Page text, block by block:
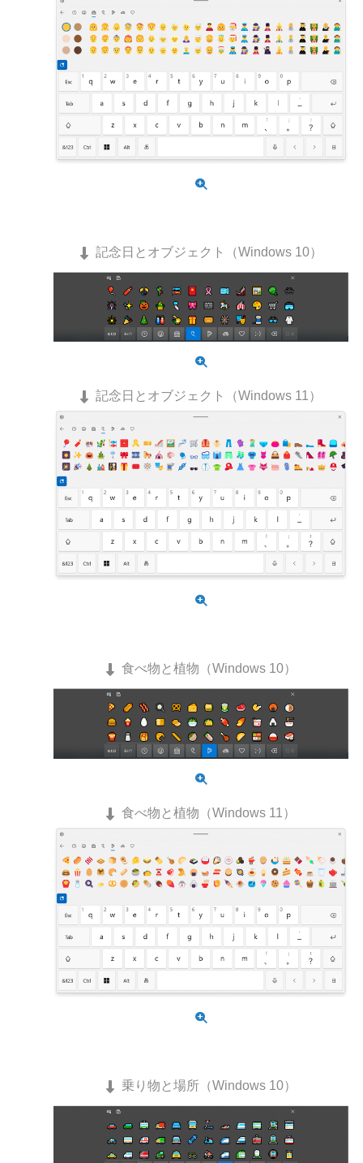
記念日とオブジェクト（Windows 10）
記念日とオブジェクト（Windows 11）
食べ物と植物（Windows 10）
食べ物と植物（Windows 11）
乗り物と場所（Windows 10）